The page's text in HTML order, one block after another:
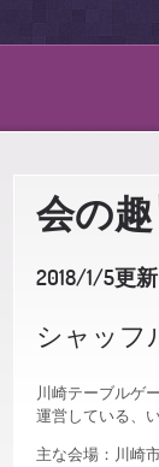
会の
2018/1/5更新
シャッフ
川崎テーブルゲ
運営している、
主な会場：川崎